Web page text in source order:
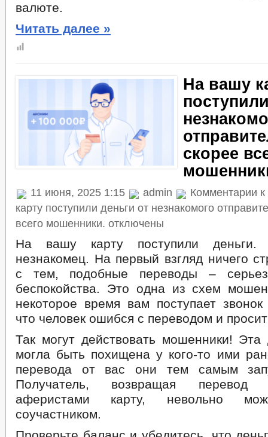
валюте.
Читать далее »
На вашу
скорее
11 июня, 2025 1:15 admin Комментарии
карту поступили деньги от незнакомого
всего мошенники. отключены
На вашу карту поступили деньги.
незнакомец. На первый взгляд ничего
с тем, подобные переводы –
беспокойства. Это одна из схем
некоторое время вам поступает
что человек ошибся с переводом и
Так могут действовать мошенники!
могла быть похищена у кого-то ими
перевода от вас они тем самым
Получатель, возвращая перевод
аферистами карту, невольно
соучастником.